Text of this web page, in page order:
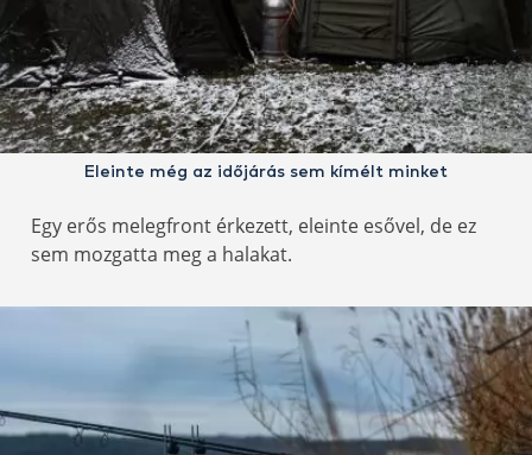
Eleinte még az időjárás sem kímélt minket
Egy erős melegfront érkezett, eleinte esővel, de ez
sem mozgatta meg a halakat.